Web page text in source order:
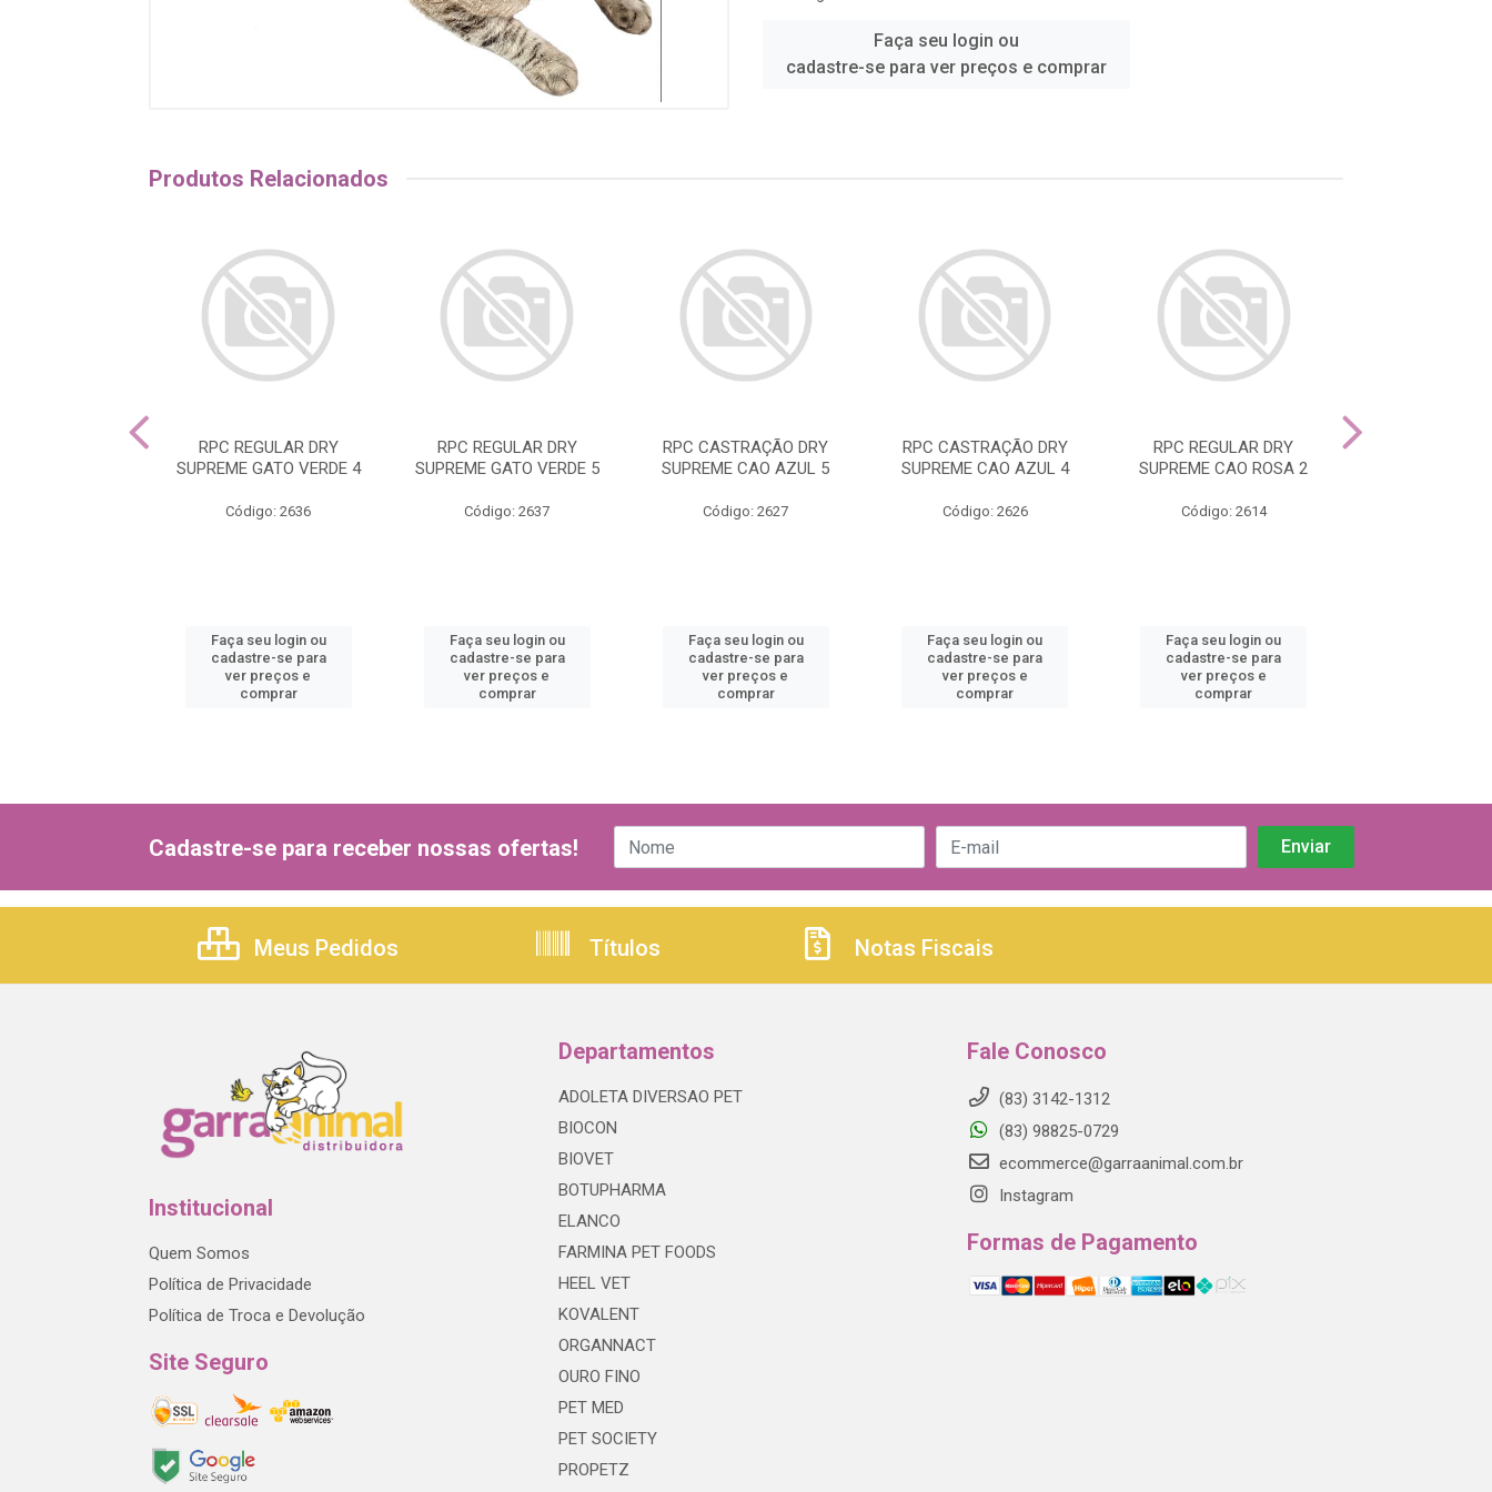
Faça seu login ou
cadastre-se para ver preços e comprar
Produtos Relacionados
RPC REGULAR DRY
SUPREME GATO VERDE 4
Código: 2636
Faça seu login ou
cadastre-se para
ver preços e
comprar
RPC REGULAR DRY
SUPREME GATO VERDE 5
Código: 2637
Faça seu login ou
cadastre-se para
ver preços e
comprar
RPC CASTRAÇÃO DRY
SUPREME CAO AZUL 5
Código: 2627
Faça seu login ou
cadastre-se para
ver preços e
comprar
RPC CASTRAÇÃO DRY
SUPREME CAO AZUL 4
Código: 2626
Faça seu login ou
cadastre-se para
ver preços e
comprar
RPC REGULAR DRY
SUPREME CAO ROSA 2
Código: 2614
Faça seu login ou
cadastre-se para
ver preços e
comprar
Cadastre-se para receber nossas ofertas!
Meus Pedidos Títulos Notas Fiscais
Institucional
Quem Somos
Política de Privacidade
Política de Troca e Devolução
Site Seguro
Departamentos
ADOLETA DIVERSAO PET
BIOCON
BIOVET
BOTUPHARMA
ELANCO
FARMINA PET FOODS
HEEL VET
KOVALENT
ORGANNACT
OURO FINO
PET MED
PET SOCIETY
PROPETZ
Fale Conosco
(83) 3142-1312
(83) 98825-0729
ecommerce@garraanimal.com.br
Instagram
Formas de Pagamento